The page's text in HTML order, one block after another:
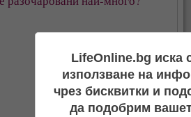
LifeOnline.bg иска
използване на
чрез бисквитки и
да подобрим